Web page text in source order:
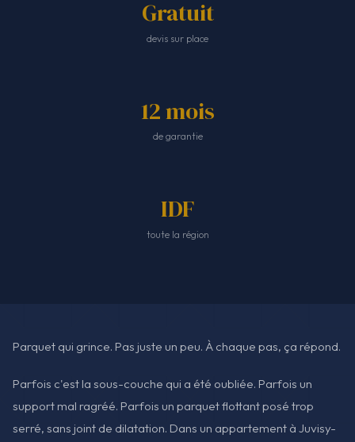
Gratuit
devis sur place
12 mois
de garantie
IDF
toute la région
Parquet qui grince. Pas juste un peu. À chaque pas, ça répond.
Parfois c'est la sous-couche qui a été oubliée. Parfois un
support mal ragréé. Parfois un parquet flottant posé trop
serré, sans joint de dilatation. Dans un appartement à Juvisy-